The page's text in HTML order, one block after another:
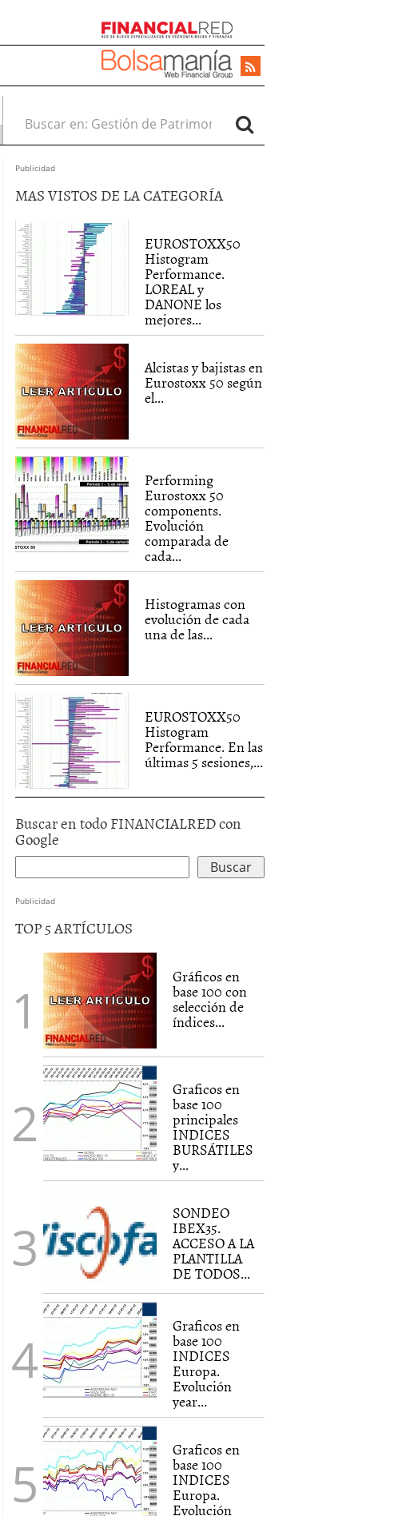
Buscar en:
Publicidad
MAS VISTOS DE LA CATEGORÍA
EUROSTOXX50
Histogram
Performance.
LOREAL y
DANONE los
mejores...
Alcistas y bajistas en
Eurostoxx 50 según
el...
Performing
Eurostoxx 50
components.
Evolución
comparada de
cada...
Histogramas con
evolución de cada
una de las...
EUROSTOXX50
Histogram
Performance. En las
últimas 5 sesiones,...
Buscar en todo FINANCIALRED con
Google
Publicidad
TOP 5 ARTÍCULOS
Gráficos en
base 100 con
selección de
índices...
Graficos en
base 100
principales
INDICES
BURSÁTILES
y...
SONDEO
IBEX35.
ACCESO A LA
PLANTILLA
DE TODOS...
Graficos en
base 100
INDICES
Europa.
Evolución
year...
Graficos en
base 100
INDICES
Europa.
Evolución